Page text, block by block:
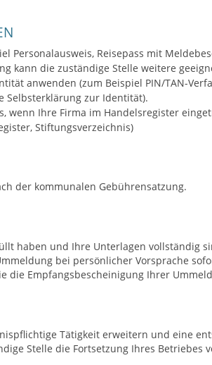
Personalausweis, Reisepass mit
kann die zuständige Stelle weitere
anwenden (zum Beispiel PIN/TAN-
Selbsterklärung zur Identität).
wenn Ihre Firma im Handelsregister
Stiftungsverzeichnis)
der kommunalen Gebührensatzung.
haben und Ihre Unterlagen vollständig
bei persönlicher Vorsprache
die Empfangsbescheinigung Ihrer
Tätigkeit erweitern und eine
Stelle die Fortsetzung Ihres Betriebes